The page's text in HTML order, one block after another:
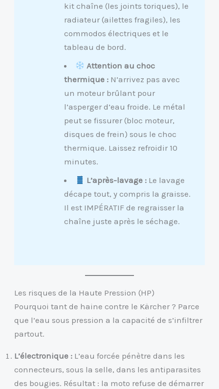
kit chaîne (les joints toriques), le
radiateur (ailettes fragiles), les
commodos électriques et le
tableau de bord.
Attention au choc
thermique :N’arrivez pas avec
un moteur brûlant pour
l’asperger d’eau froide. Le métal
peut se fissurer (bloc moteur,
disques de frein) sous le choc
thermique. Laissez refroidir 10
minutes.
L’après-lavage : Le lavage
décape tout, y compris la graisse.
Il est IMPÉRATIF de regraisser la
chaîne juste après le séchage.
Les risques de la Haute Pression (HP)
Pourquoi tant de haine contre le Kärcher ? Parce
que l’eau sous pression a la capacité de s’infiltrer
partout.
L’électronique : L’eau forcée pénètre dans les
connecteurs, sous la selle, dans les antiparasites
des bougies. Résultat : la moto refuse de démarrer